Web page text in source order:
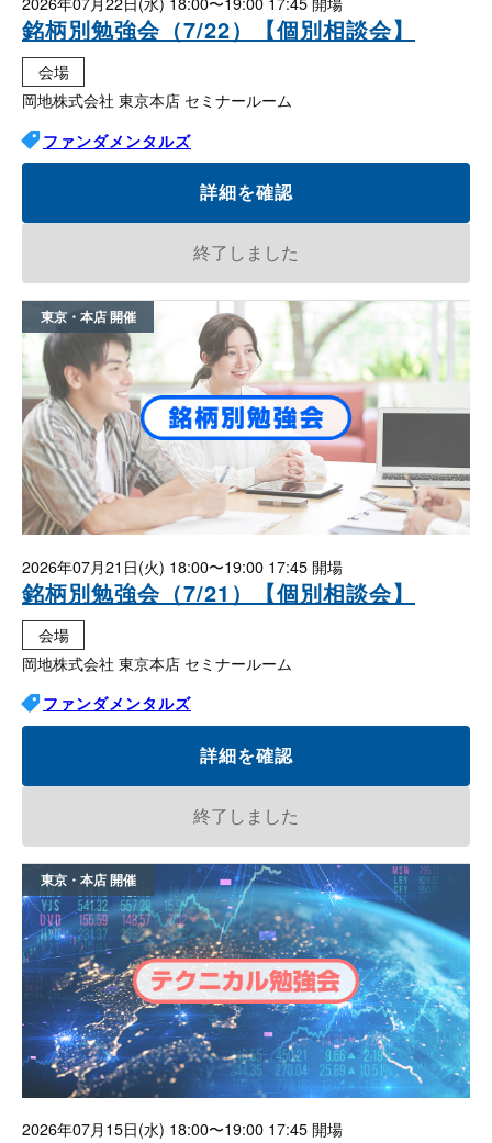
銘柄別勉強会（7/22）【個別相談会】
会場
岡地株式会社 東京本店 セミナールーム
ファンダメンタルズ
詳細を確認
終了しました
東京・本店
2026年07月21日(火) 18:00〜19:00 17:45
銘柄別勉強会（7/21）【個別相談会】
会場
岡地株式会社 東京本店 セミナールーム
ファンダメンタルズ
詳細を確認
終了しました
東京・本店
2026年07月15日(水) 18:00〜19:00 17:45